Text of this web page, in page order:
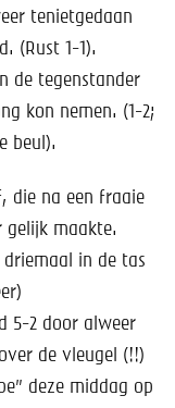
tenietgedaan
(Rust 1-1).
de tegenstander
kon nemen. (1-2;
beul).
die na een fraaie
gelijk maakte.
in de tas
5-2 door alweer
de vleugel (!!)
deze middag op